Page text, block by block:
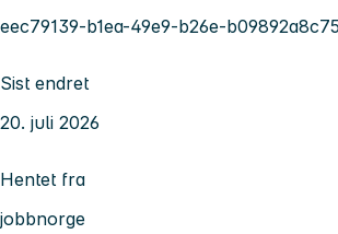
eec79139-b1ea-49e9-b26e-
Sist endret
20. juli 2026
Hentet fra
jobbnorge